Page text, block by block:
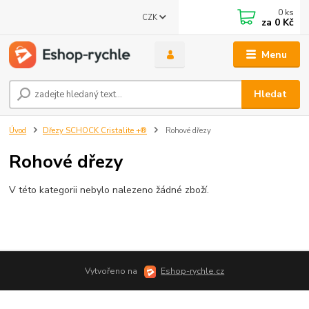
Menu
CZK
Hledat
0 ks
za 0 Kč
Úvod Dřezy SCHOCK Cristalite +® Rohové dřezy
Rohové dřezy
V této kategorii nebylo nalezeno žádné zboží.
Vytvořeno na Eshop-rychle.cz